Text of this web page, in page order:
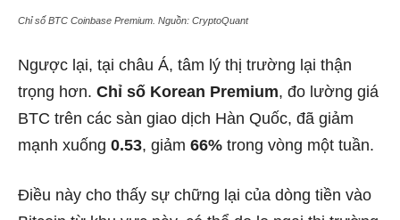
Chỉ số BTC Coinbase Premium. Nguồn: CryptoQuant
Ngược lại, tại châu Á, tâm lý thị trường lại thận
trọng hơn. Chỉ số Korean Premium, đo lường giá
BTC trên các sàn giao dịch Hàn Quốc, đã giảm
mạnh xuống 0.53, giảm 66% trong vòng một tuần.
Điều này cho thấy sự chững lại của dòng tiền vào